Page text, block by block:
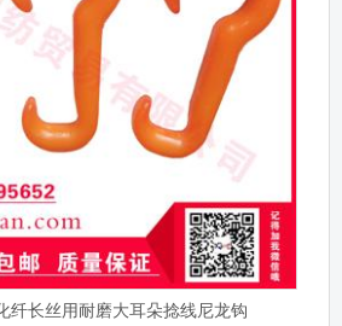
纤长丝用耐磨大耳朵捻线尼龙钩